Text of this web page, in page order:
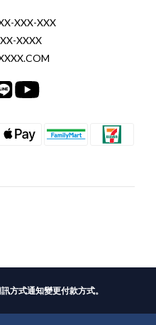
XXX-XXX
XXXX
方式通知變更付款方式。